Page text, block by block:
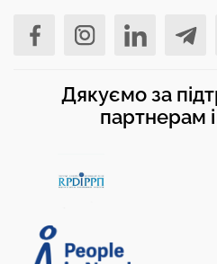
Дякуємо за
партнерам